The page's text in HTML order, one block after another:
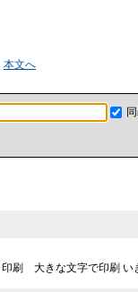
本文へ
刷 大きな文字で印刷 い